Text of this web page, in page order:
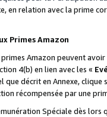
en relation avec la prime
Primes Amazon
Amazon peuvent
4(b) en lien avec les «
que décrit en Annexe,
récompensée par une
Spéciale dès